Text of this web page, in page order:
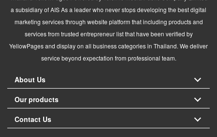
a subsidiary of AIS As a leader who never stops developing the best digital
marketing services through website platform that including products and
services from trusted entrepreneur list that have been verified by
YellowPages and display on all business categories in Thailand. We deliver
service beyond expectation from professional team.
About Us
Our products
Contact Us